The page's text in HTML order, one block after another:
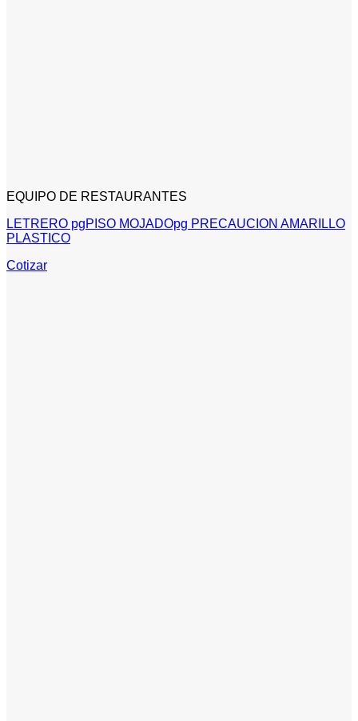
EQUIPO DE RESTAURANTES
LETRERO pgPISO MOJADOpg PRECAUCION AMARILLO
PLASTICO
Cotizar